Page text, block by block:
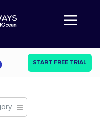
Abre a navegação
START FREE TRIAL